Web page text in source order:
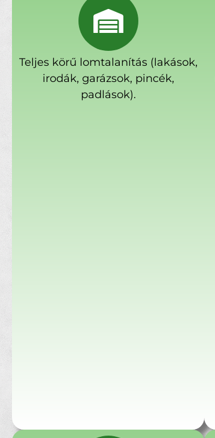
Teljes körű lomtalanítás (lakások,
irodák, garázsok, pincék,
padlások).